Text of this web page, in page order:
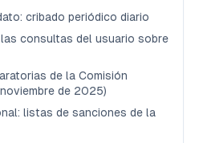
cribado periódico diario
consultas del usuario sobre
de la Comisión
de 2025)
listas de sanciones de la